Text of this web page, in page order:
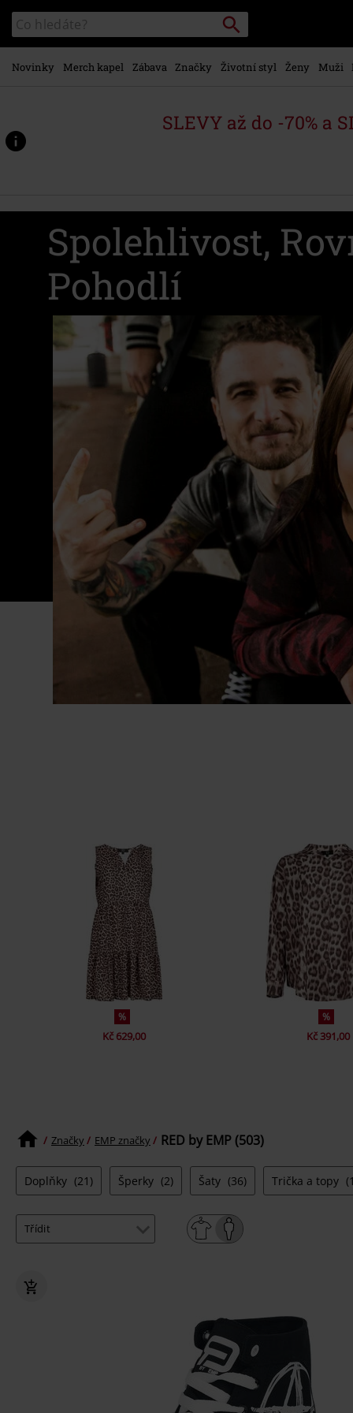
hlavnímu
obsahu
Katalog
vyhledávání
Vyhledávání
Novinky Merch kapel Zábava Značky Životní styl Ženy Muži
SLEVY až do -70% a
Spolehlivost,
Pohodlí
%
Kč 629,00
%
Kč 391,00
Značky EMP značky RED by EMP (503)
Doplňky (21) Šperky (2) Šaty (36) Trička a topy